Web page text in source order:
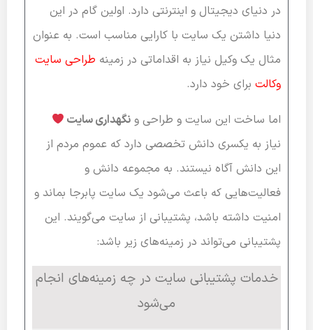
در دنیای دیجیتال و اینترنتی دارد. اولین گام در این
دنیا داشتن یک سایت با کارایی مناسب است. به عنوان
مثال یک وکیل نیاز به اقداماتی در زمینه طراحی سایت
وکالت برای خود دارد.
اما ساخت این سایت و طراحی و نگهداری سایت
نیاز به یکسری دانش تخصصی دارد که عموم مردم از
این دانش آگاه نیستند. به مجموعه دانش و
فعالیت‌هایی که باعث می‌شود یک سایت پابرجا بماند و
امنیت داشته باشد، پشتیبانی از سایت می‌گویند. این
پشتیبانی می‌تواند در زمینه‌های زیر باشد:
خدمات پشتیبانی سایت در چه زمینه‌های انجام
می‌شود